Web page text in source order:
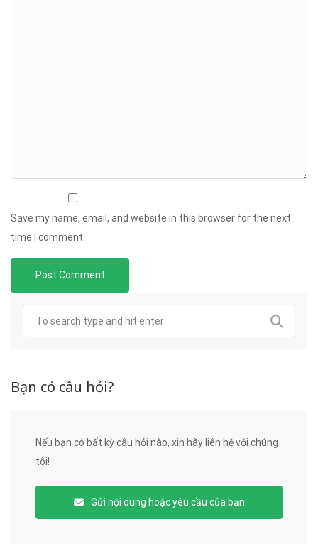
Save my name, email, and website in this browser for the next
time I comment.
Bạn có câu hỏi?
Nếu bạn có bất kỳ câu hỏi nào, xin hãy liên hệ với chúng
tôi!
Gửi nội dung hoặc yêu cầu của bạn